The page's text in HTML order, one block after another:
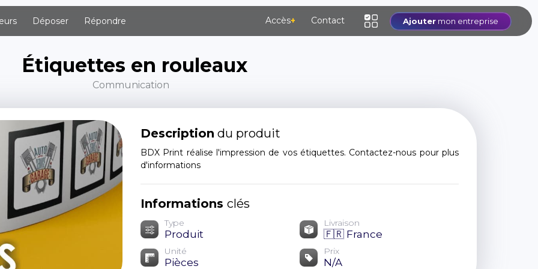
Déposer Répondre Accès+ Contact Ajouter mon entreprise
Étiquettes en rouleaux
Communication
Description du produit
BDX Print réalise l'impression de vos étiquettes. Contactez-nous pour plus
d'informations
Informations clés
Type
Produit
Livraison
🇫🇷 France
Unité
Pièces
Prix
N/A